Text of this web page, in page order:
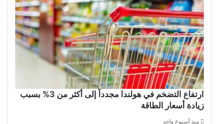
ارتفاع التضخم في هولندا مجدداً إلى أكثر من 3% بسبب
زيادة أسعار الطاقة
منذ أسبوع واحد